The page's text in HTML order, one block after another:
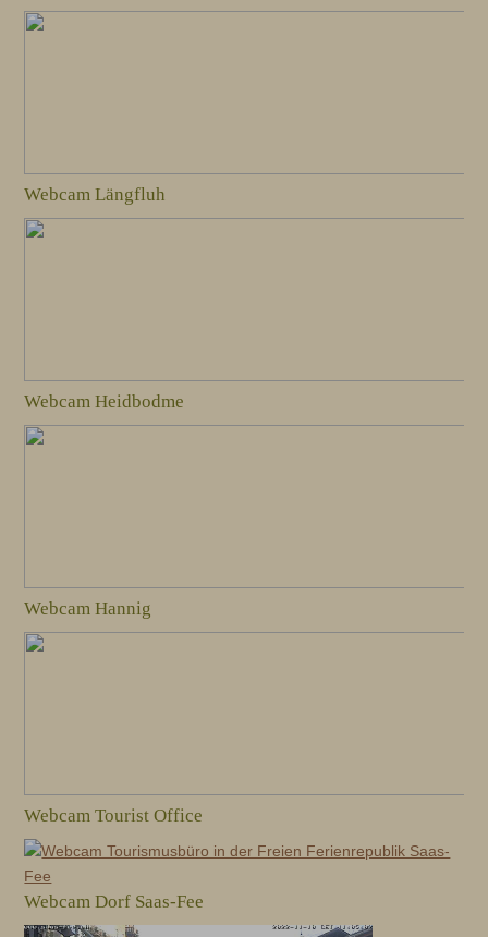
Webcam Längfluh
Webcam Heidbodme
Webcam Hannig
Webcam Tourist Office
Webcam Dorf Saas-Fee